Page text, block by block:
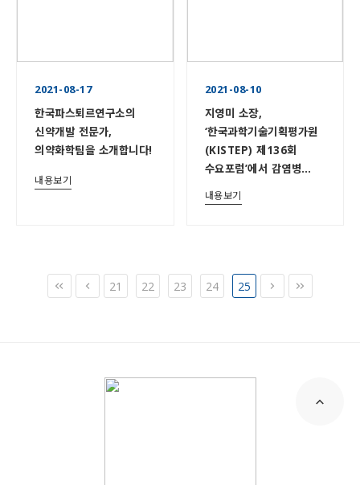
2021-08-17
한국파스퇴르연구소의
신약개발 전문가,
의약화학팀을 소개합니다!
내용보기
2021-08-10
지영미 소장,
‘한국과학기술기획평가원
(KISTEP) 제136회
수요포럼’에서 감염병
R&D 글로벌 경쟁력
확보를 위한 정책 제언
내용보기
21 22 23 24 25